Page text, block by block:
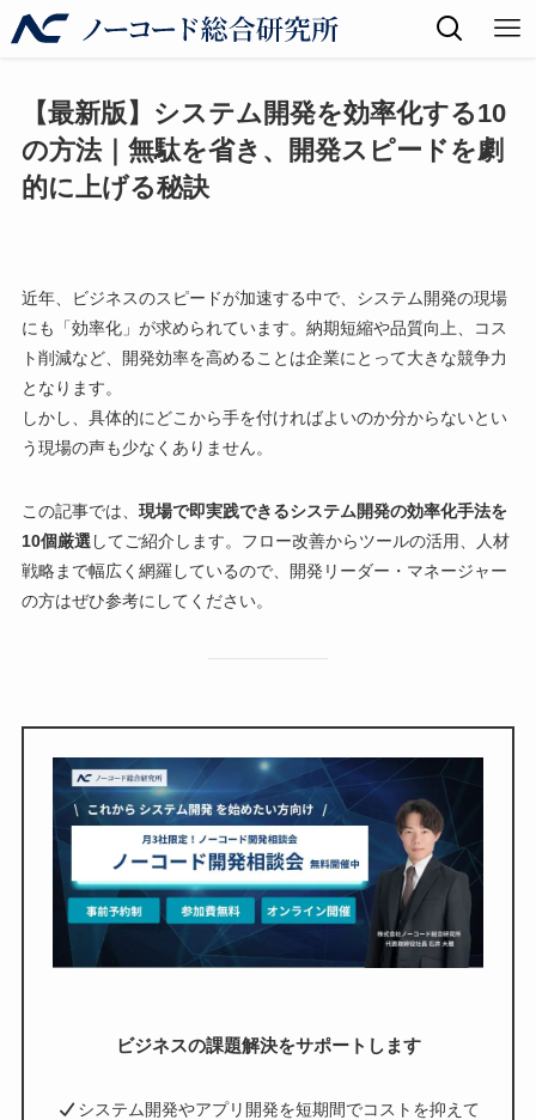
【最新版】システム開発を効率化する10
の方法｜無駄を省き、開発スピードを劇
的に上げる秘訣
近年、ビジネスのスピードが加速する中で、システム開発の現場
にも「効率化」が求められています。納期短縮や品質向上、コス
ト削減など、開発効率を高めることは企業にとって大きな競争力
となります。
しかし、具体的にどこから手を付ければよいのか分からないとい
う現場の声も少なくありません。
この記事では、 現場で即実践できるシステム開発の効率化手法を
10個厳選 してご紹介します。フロー改善からツールの活用、人材
戦略まで幅広く網羅しているので、開発リーダー・マネージャー
の方はぜひ参考にしてください。
ビジネスの課題解決をサポートします
システム開発やアプリ開発を短期間でコストを抑えて